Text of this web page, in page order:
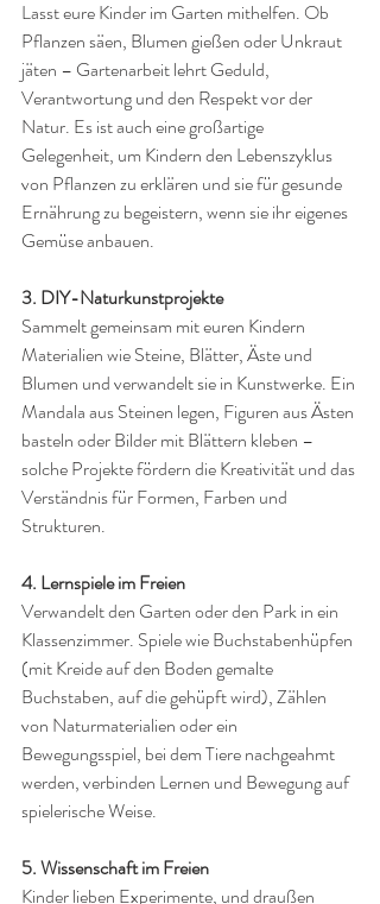
Lasst eure Kinder im Garten mithelfen. Ob
Pflanzen säen, Blumen gießen oder Unkraut
jäten – Gartenarbeit lehrt Geduld,
Verantwortung und den Respekt vor der
Natur. Es ist auch eine großartige
Gelegenheit, um Kindern den Lebenszyklus
von Pflanzen zu erklären und sie für gesunde
Ernährung zu begeistern, wenn sie ihr eigenes
Gemüse anbauen.
3. DIY-Naturkunstprojekte
Sammelt gemeinsam mit euren Kindern
Materialien wie Steine, Blätter, Äste und
Blumen und verwandelt sie in Kunstwerke. Ein
Mandala aus Steinen legen, Figuren aus Ästen
basteln oder Bilder mit Blättern kleben –
solche Projekte fördern die Kreativität und das
Verständnis für Formen, Farben und
Strukturen.
4. Lernspiele im Freien
Verwandelt den Garten oder den Park in ein
Klassenzimmer. Spiele wie Buchstabenhüpfen
(mit Kreide auf den Boden gemalte
Buchstaben, auf die gehüpft wird), Zählen
von Naturmaterialien oder ein
Bewegungsspiel, bei dem Tiere nachgeahmt
werden, verbinden Lernen und Bewegung auf
spielerische Weise.
5. Wissenschaft im Freien
Kinder lieben Experimente, und draußen